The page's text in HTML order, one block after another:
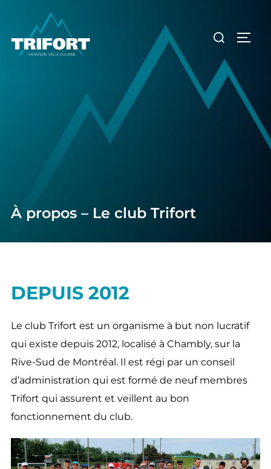
contenu
Rechercher :
À propos – Le club Trifort
DEPUIS 2012
Le club Trifort est un organisme à but non lucratif
qui existe depuis 2012, localisé à Chambly, sur la
Rive-Sud de Montréal. Il est régi par un conseil
d’administration qui est formé de neuf membres
Trifort qui assurent et veillent au bon
fonctionnement du club.